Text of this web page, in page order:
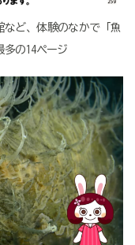
ど、体験のなかで「魚
多の14ページ